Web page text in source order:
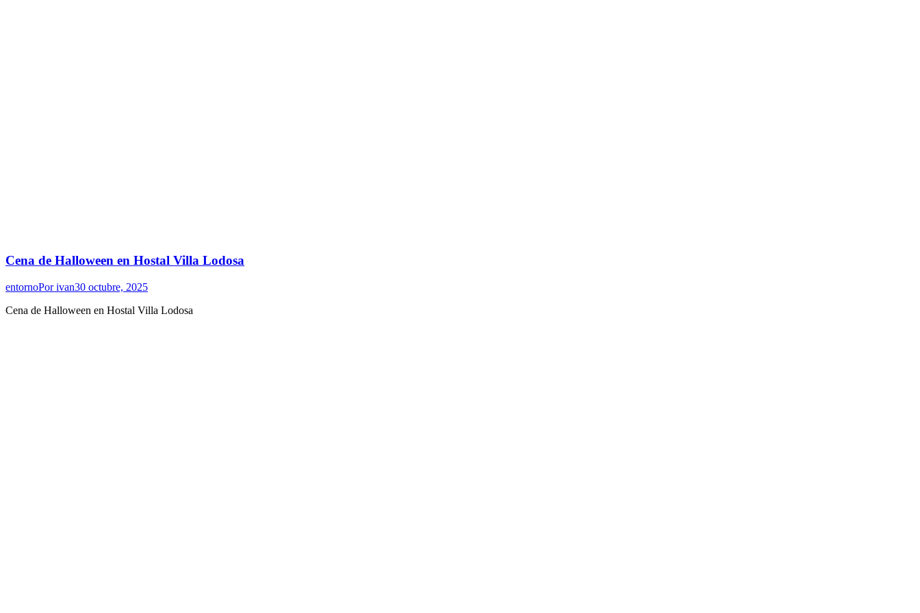
Cena de Halloween en Hostal Villa Lodosa
entornoPorivan30 octubre, 2025
Cena de Halloween en Hostal Villa Lodosa